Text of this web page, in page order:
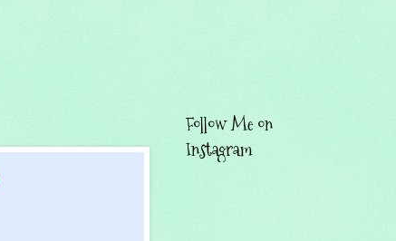
Follow Me on
Instagram